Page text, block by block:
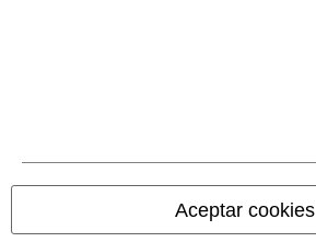
Aceptar cookies
Términos y Condiciones